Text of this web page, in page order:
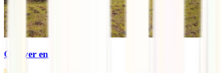
Qué ver en Isla de Pascua